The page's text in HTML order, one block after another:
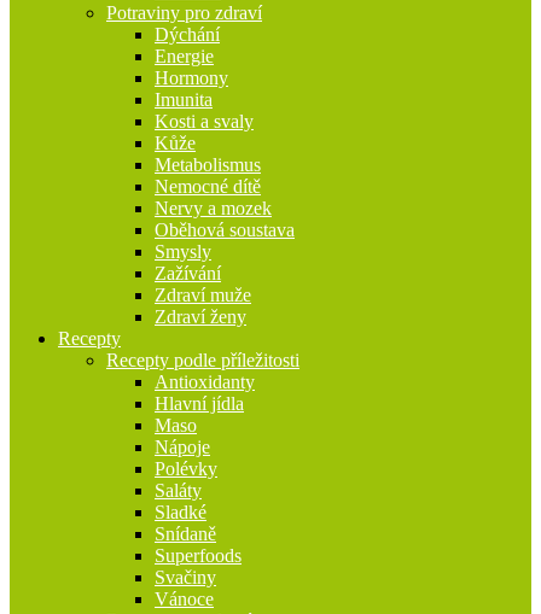
Potraviny pro zdraví
Dýchání
Energie
Hormony
Imunita
Kosti a svaly
Kůže
Metabolismus
Nemocné dítě
Nervy a mozek
Oběhová soustava
Smysly
Zažívání
Zdraví muže
Zdraví ženy
Recepty
Recepty podle příležitosti
Antioxidanty
Hlavní jídla
Maso
Nápoje
Polévky
Saláty
Sladké
Snídaně
Superfoods
Svačiny
Vánoce